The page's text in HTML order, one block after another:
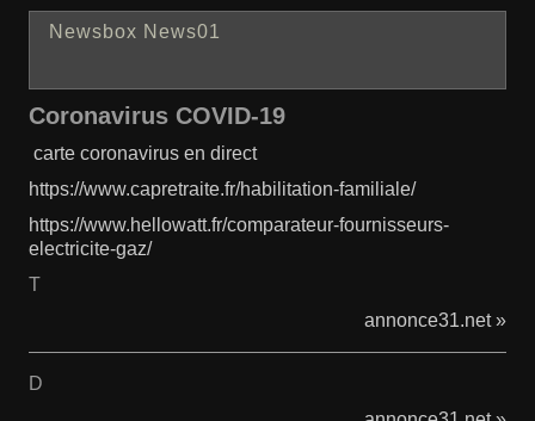
Newsbox News01
Coronavirus COVID-19
carte coronavirus en direct
https://www.capretraite.fr/habilitation-familiale/
https://www.hellowatt.fr/comparateur-fournisseurs-
electricite-gaz/
T
annonce31.net »
D